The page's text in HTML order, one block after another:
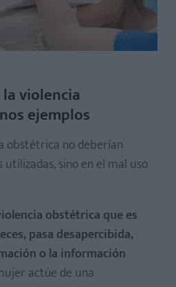
violencia
ejemplos
obstétrica no deberían
sino en el mal uso
obstétrica que es
pasa desapercibida,
o la información
actúe de una